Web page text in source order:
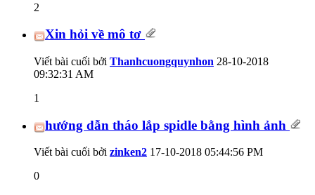
2
Xin hỏi về mô tơ
Viết bài cuối bởi Thanhcuongquynhon 28-10-2018
09:32:31 AM
1
hướng dẫn tháo lắp spidle bằng hình ảnh
Viết bài cuối bởi zinken2 17-10-2018 05:44:56 PM
0